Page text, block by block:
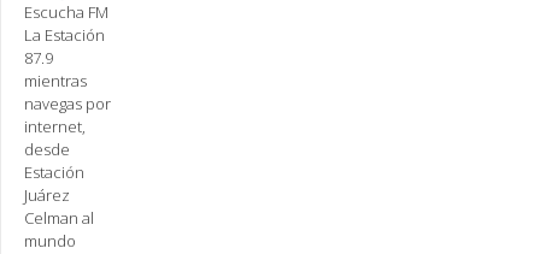
Escucha FM
La Estación
87.9
mientras
navegas por
internet,
desde
Estación
Juárez
Celman al
mundo